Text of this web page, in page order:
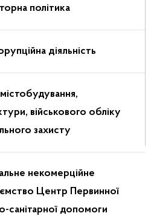
політика
діяльність
військового обліку
захисту
некомерційне
Центр Первинної
санітарної допомоги